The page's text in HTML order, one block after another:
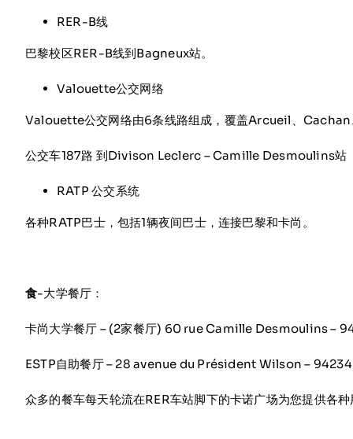
RER-B线
巴黎校区RER-B线到Bagneux站。
Valouette公交网络
Valouette公交网络由6条线路组成，覆盖Arcueil、
公交车187路 到Divison Leclerc – Camille Desmoulins站
RATP 公交系统
各种RATP巴士，包括1辆夜间巴士，连接巴黎和卡尚。
食-大学餐厅：
卡尚大学餐厅 – (2家餐厅) 60 rue Camille Desmoulins –
ESTP自助餐厅 – 28 avenue du Président Wilson –
众多的餐车每天轮流在RER车站脚下的卡诺广场为您提供各